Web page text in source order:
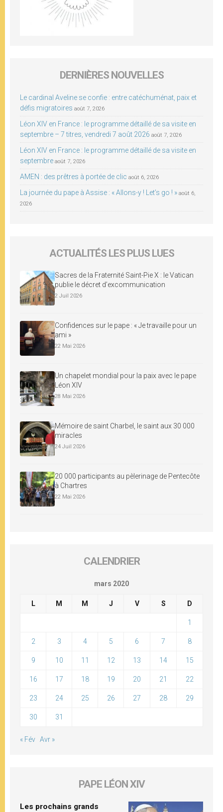
DERNIÈRES NOUVELLES
Le cardinal Aveline se confie : entre catéchuménat, paix et
défis migratoires août 7, 2026
Léon XIV en France : le programme détaillé de sa visite en
septembre – 7 titres, vendredi 7 août 2026 août 7, 2026
Léon XIV en France : le programme détaillé de sa visite en
septembre août 7, 2026
AMEN : des prêtres à portée de clic août 6, 2026
La journée du pape à Assise : « Allons-y ! Let’s go ! » août 6,
2026
ACTUALITÉS LES PLUS LUES
Sacres de la Fraternité Saint-Pie X : le Vatican
publie le décret d’excommunication
2 Juil 2026
Confidences sur le pape : « Je travaille pour un
ami »
22 Mai 2026
Un chapelet mondial pour la paix avec le pape
Léon XIV
28 Mai 2026
Mémoire de saint Charbel, le saint aux 30 000
miracles
24 Juil 2026
20 000 participants au pèlerinage de Pentecôte
à Chartres
22 Mai 2026
CALENDRIER
mars 2020
L M M J V S D
1
2 3 4 5 6 7 8
9 10 11 12 13 14 15
16 17 18 19 20 21 22
23 24 25 26 27 28 29
30 31
« Fév Avr »
PAPE LÉON XIV
Les prochains grands